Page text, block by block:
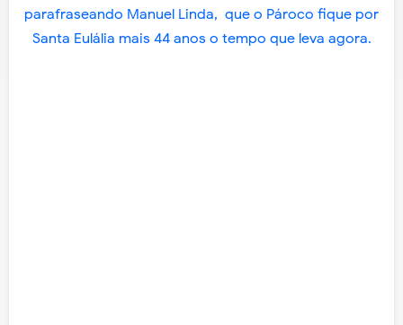
parafraseando Manuel Linda, que o Pároco fique por
Santa Eulália mais 44 anos o tempo que leva agora.